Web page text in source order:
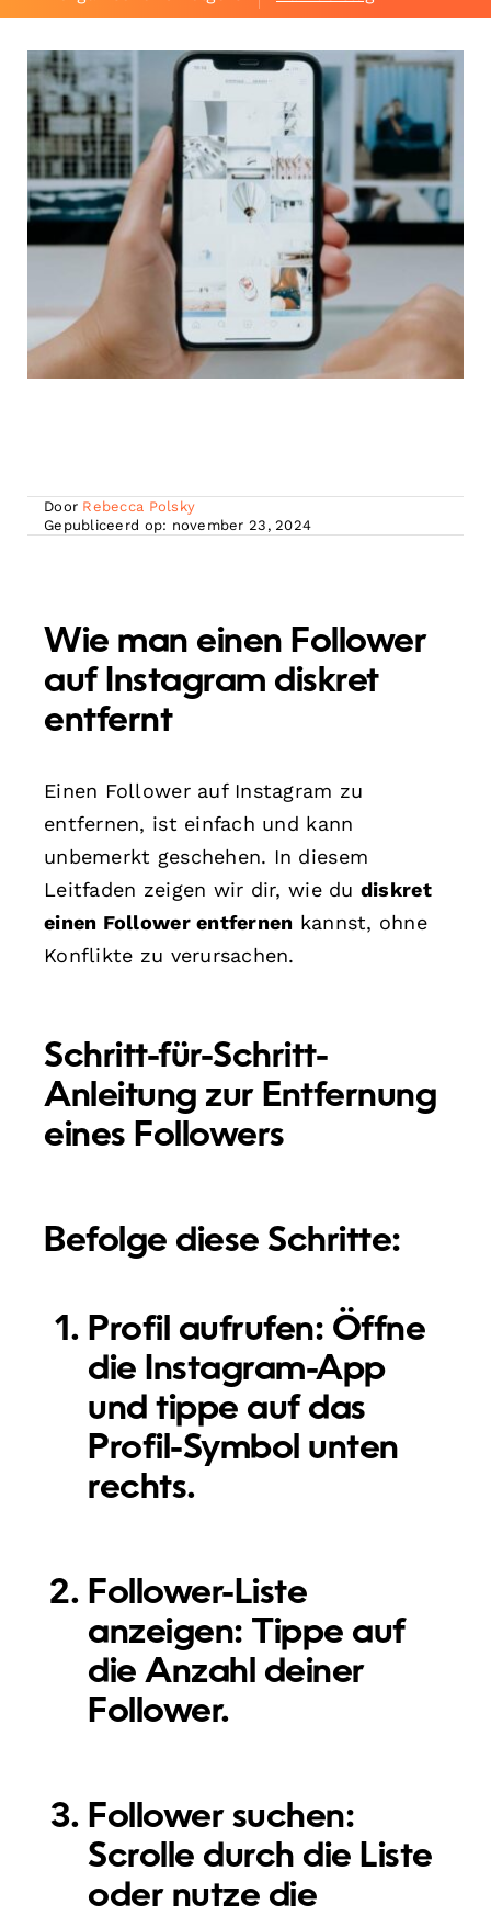
Door Rebecca Polsky
Gepubliceerd op: november 23, 2024
Wie man einen Follower
auf Instagram diskret
entfernt
Einen Follower auf Instagram zu
entfernen, ist einfach und kann
unbemerkt geschehen. In diesem
Leitfaden zeigen wir dir, wie du diskret
einen Follower entfernen kannst, ohne
Konflikte zu verursachen.
Schritt-für-Schritt-
Anleitung zur Entfernung
eines Followers
Befolge diese Schritte:
Profil aufrufen: Öffne
die Instagram-App
und tippe auf das
Profil-Symbol unten
rechts.
Follower-Liste
anzeigen: Tippe auf
die Anzahl deiner
Follower.
Follower suchen:
Scrolle durch die Liste
oder nutze die